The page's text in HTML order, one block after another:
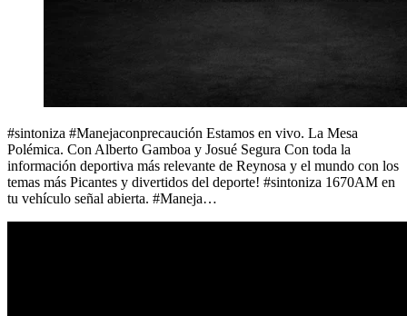
#sintoniza #Manejaconprecaución Estamos en vivo. La Mesa
Polémica. Con Alberto Gamboa y Josué Segura Con toda la
información deportiva más relevante de Reynosa y el mundo con los
temas más Picantes y divertidos del deporte! #sintoniza 1670AM en
tu vehículo señal abierta. #Maneja…